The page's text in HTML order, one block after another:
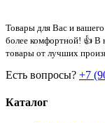
Товары для Вас и
более комфортной! 👍 В
товары от лучших
Есть вопросы? +7
Каталог